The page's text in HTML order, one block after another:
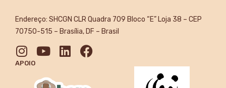
Endereço: SHCGN CLR Quadra 709 Bloco “E” Loja 38 – CEP
70750-515 – Brasília, DF – Brasil
APOIO